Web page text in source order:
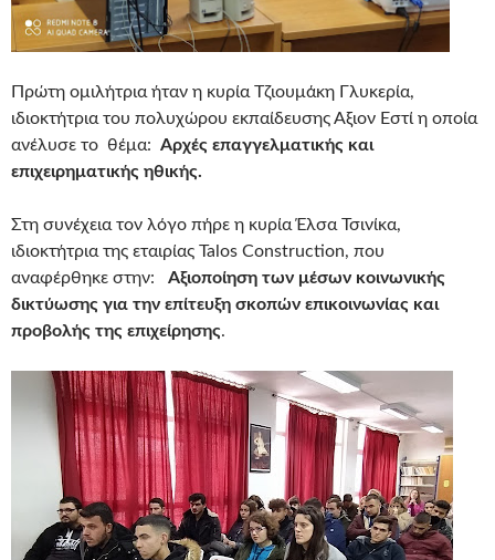
Πρώτη ομιλήτρια ήταν η κυρία Τζιουμάκη Γλυκερία,
ιδιοκτήτρια του πολυχώρου εκπαίδευσης Αξιον Εστί η οποία
ανέλυσε το θέμα: Αρχές επαγγελματικής και
επιχειρηματικής ηθικής.
Στη συνέχεια τον λόγο πήρε η κυρία Έλσα Τσινίκα,
ιδιοκτήτρια της εταιρίας Talos Construction, που
αναφέρθηκε στην: Αξιοποίηση των μέσων κοινωνικής
δικτύωσης για την επίτευξη σκοπών επικοινωνίας και
προβολής της επιχείρησης.